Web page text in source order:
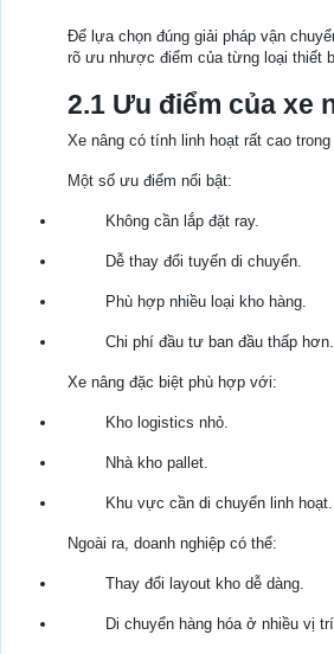
Để lựa chọn đúng giải pháp vận
rõ ưu nhược điểm của từng loại thiết
2.1 Ưu điểm của xe
Xe nâng có tính linh hoạt rất cao trong
Một số ưu điểm nổi bật:
Không cần lắp đặt ray.
Dễ thay đổi tuyến di chuyển.
Phù hợp nhiều loại kho hàng.
Chi phí đầu tư ban đầu thấp hơn.
Xe nâng đặc biệt phù hợp với:
Kho logistics nhỏ.
Nhà kho pallet.
Khu vực cần di chuyển linh hoạt.
Ngoài ra, doanh nghiệp có thể:
Thay đổi layout kho dễ dàng.
Di chuyển hàng hóa ở nhiều vị